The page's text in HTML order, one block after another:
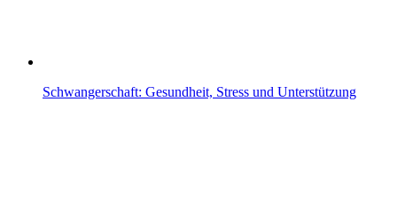
Schwangerschaft: Gesundheit, Stress und Unterstützung